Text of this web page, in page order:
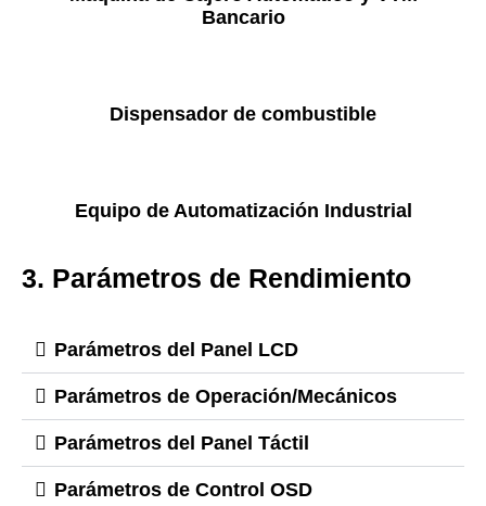
Bancario
Dispensador de combustible
Equipo de Automatización Industrial
3. Parámetros de Rendimiento
Parámetros del Panel LCD
Parámetros de Operación/Mecánicos
Parámetros del Panel Táctil
Parámetros de Control OSD